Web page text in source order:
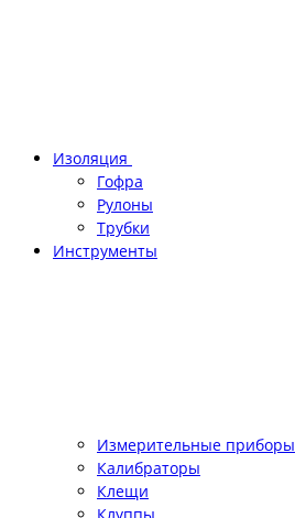
Изоляция
Гофра
Рулоны
Трубки
Инструменты
Измерительные приборы
Калибраторы
Клещи